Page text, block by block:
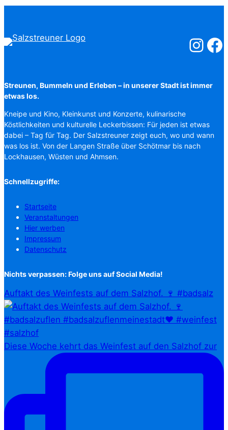
Streunen, Bummeln und Erleben – in unserer Stadt ist immer
etwas los.
Kneipe und Kino, Kleinkunst und Konzerte, kulinarische
Köstlichkeiten und kulturelle Leckerbissen: Für jeden ist etwas
dabei – Tag für Tag. Der Salzstreuner zeigt euch, wo und wann
was los ist. Von der Langen Straße über Schötmar bis nach
Lockhausen, Wüsten und Ahmsen.
Schnellzugriffe:
Startseite
Veranstaltungen
Hier werben
Impressum
Datenschutz
Nichts verpassen: Folge uns auf Social Media!
Auftakt des Weinfests auf dem Salzhof. 🍷 #badsalz
Diese Woche kehrt das Weinfest auf den Salzhof zur